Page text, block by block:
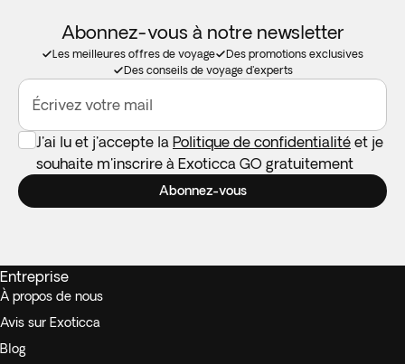
Abonnez-vous à notre newsletter
Les meilleures offres de voyage
Des promotions exclusives
Des conseils de voyage d'experts
Écrivez votre mail
J'ai lu et j'accepte la Politique de confidentialité et je
souhaite m'inscrire à Exoticca GO gratuitement
Abonnez-vous
Entreprise
À propos de nous
Avis sur Exoticca
Blog